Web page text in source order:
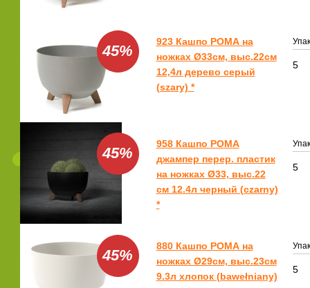
45%
923 Кашпо РОМА на
ножках Ø33см, выс.22см
12,4л дерево серый
(szary) *
5
45%
958 Кашпо РОМА
джампер перер. пластик
на ножках Ø33, выс.22
см 12.4л черный (czarny)
*
5
45%
880 Кашпо РОМА на
ножках Ø29см, выс.23см
9.3л хлопок (bawełniany)
5